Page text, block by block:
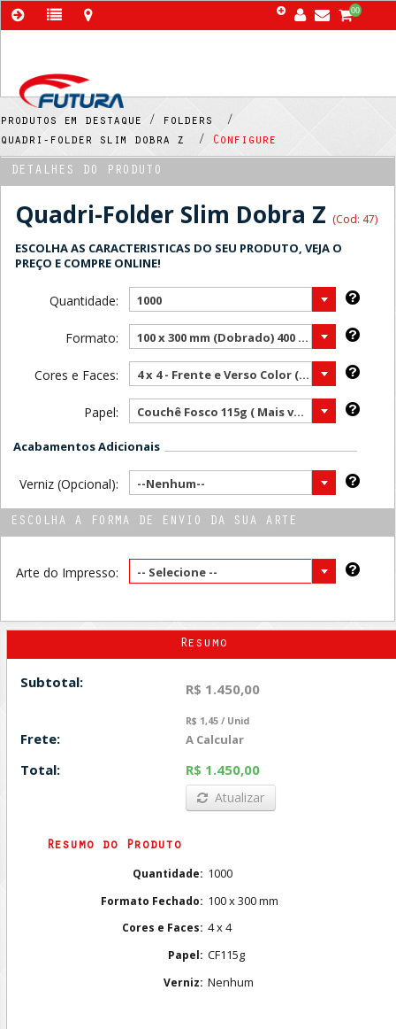
00
produtos em destaque /
folders /
quadri-folder slim dobra z /
Configure
DETALHES DO PRODUTO
Quadri-Folder Slim Dobra Z (Cod: 47)
ESCOLHA AS CARACTERISTICAS DO SEU PRODUTO, VEJA O
PREÇO E COMPRE ONLINE!
Quantidade: 1000
Formato: 100 x 300 mm (Dobrado) 400 x 300 mm (Aberto) ( Mais vendido )
Cores e Faces: 4 x 4 - Frente e Verso Color ( Mais vendido )
Papel: Couchê Fosco 115g ( Mais vendido )
Acabamentos Adicionais
Verniz (Opcional): --Nenhum--
ESCOLHA A FORMA DE ENVIO DA SUA ARTE
Arte do Impresso: -- Selecione --
Resumo
Subtotal: R$ 1.450,00
R$ 1,45 / Unid
Frete: A Calcular
Total: R$ 1.450,00
Atualizar
Resumo do Produto
Quantidade: 1000
Formato Fechado: 100 x 300 mm
Cores e Faces: 4 x 4
Papel: CF115g
Verniz: Nenhum